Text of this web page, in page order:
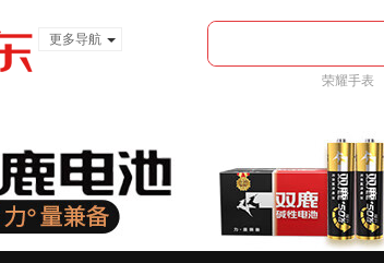
更多导航
荣耀手表